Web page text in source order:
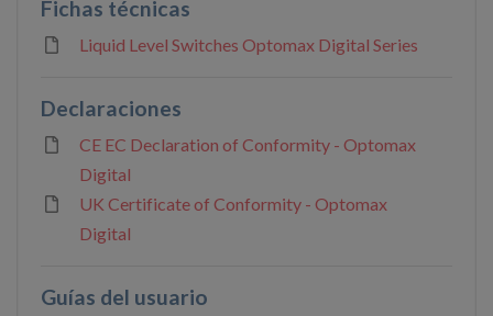
Fichas técnicas
Liquid Level Switches Optomax Digital Series
Declaraciones
CE EC Declaration of Conformity - Optomax
Digital
UK Certificate of Conformity - Optomax
Digital
Guías del usuario